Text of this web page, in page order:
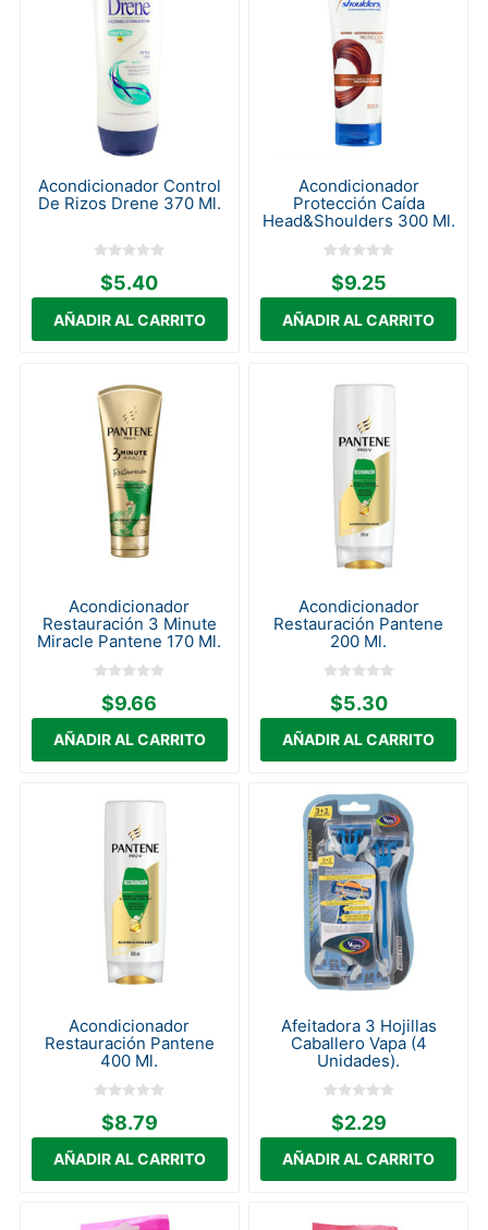
Acondicionador Control
De Rizos Drene 370 Ml.
$5.40
Acondicionador
Protección Caída
Head&Shoulders 300 Ml.
$9.25
Acondicionador
Restauración 3 Minute
Miracle Pantene 170 Ml.
$9.66
Acondicionador
Restauración Pantene
200 Ml.
$5.30
Acondicionador
Restauración Pantene
400 Ml.
$8.79
Afeitadora 3 Hojillas
Caballero Vapa (4
Unidades).
$2.29